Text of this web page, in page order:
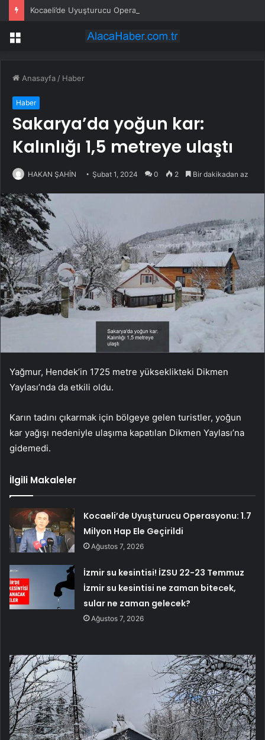
Menü
Anasayfa / Haber
Haber
Sakarya’da yoğun kar:
Kalınlığı 1,5 metreye ulaştı
HAKAN ŞAHİN Şubat 1, 2024 0 2 Bir dakikadan az
Yağmur, Hendek’in 1725 metre yükseklikteki Dikmen
Yaylası’nda da etkili oldu.
Karın tadını çıkarmak için bölgeye gelen turistler, yoğun
kar yağışı nedeniyle ulaşıma kapatılan Dikmen Yaylası’na
gidemedi.
İlgili Makaleler
Kocaeli’de Uyuşturucu Operasyonu: 1.7
Milyon Hap Ele Geçirildi
Ağustos 7, 2026
İzmir su kesintisi! İZSU 22-23 Temmuz
İzmir su kesintisi ne zaman bitecek,
sular ne zaman gelecek?
Ağustos 7, 2026